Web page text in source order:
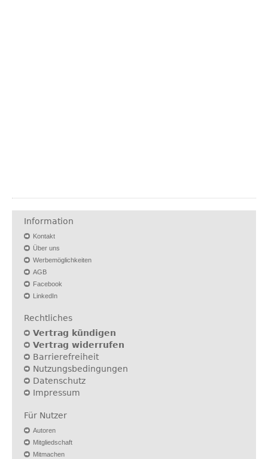
Information
Kontakt
Über uns
Werbemöglichkeiten
AGB
Facebook
LinkedIn
Rechtliches
Vertrag kündigen
Vertrag widerrufen
Barrierefreiheit
Nutzungsbedingungen
Datenschutz
Impressum
Für Nutzer
Autoren
Mitgliedschaft
Mitmachen